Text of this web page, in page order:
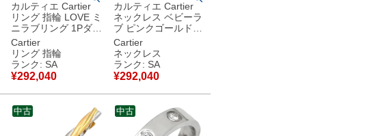
カルティエ Cartier
リング 指輪 LOVE ミ
ニラブリング 1Pダイ
ヤ ピンクゴールド
#57(JP17) スモール
モデル LOVE Ring
750 18K PG 16.5号
B4050700 【中古】
新品同様品
Cartier
リング 指輪
ランク: SA
¥292,040
カルティエ Cartier
ネックレス ベビーラ
ブ ピンクゴールド
18金 18K 750PG
B7212300 【中古】
新品同様品
Cartier
ネックレス
ランク: SA
¥292,040
中古 中古